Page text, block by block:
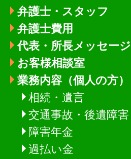
弁護士・スタッフ
弁護士費用
代表・所長メッセージ
お客様相談室
業務内容（個人の方）
相続・遺言
交通事故・後遺障害
障害年金
過払い金